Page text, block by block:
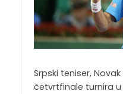
Srpski teniser,
četvrtfinale turnira